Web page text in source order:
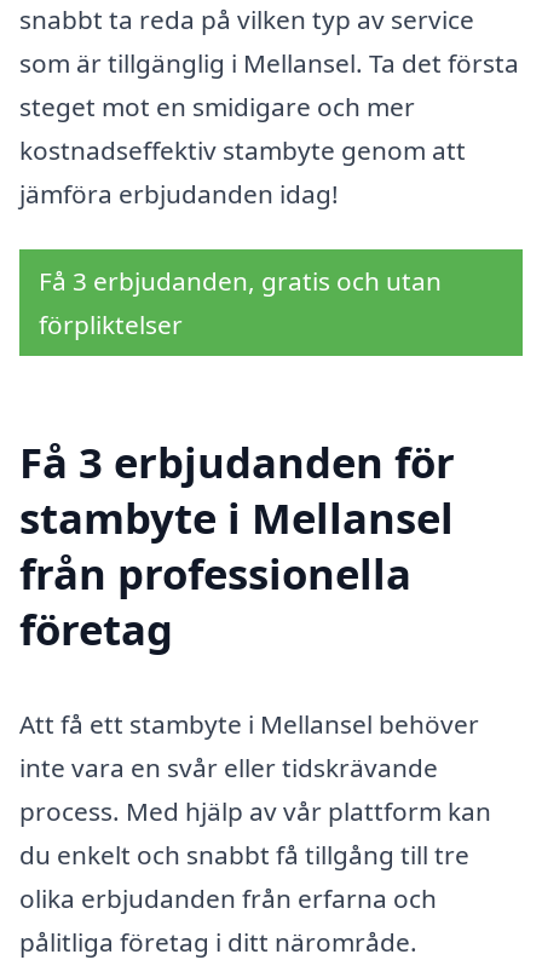
snabbt ta reda på vilken typ av service
som är tillgänglig i Mellansel. Ta det första
steget mot en smidigare och mer
kostnadseffektiv stambyte genom att
jämföra erbjudanden idag!
Få 3 erbjudanden, gratis och utan
förpliktelser
Få 3 erbjudanden för
stambyte i Mellansel
från professionella
företag
Att få ett stambyte i Mellansel behöver
inte vara en svår eller tidskrävande
process. Med hjälp av vår plattform kan
du enkelt och snabbt få tillgång till tre
olika erbjudanden från erfarna och
pålitliga företag i ditt närområde.